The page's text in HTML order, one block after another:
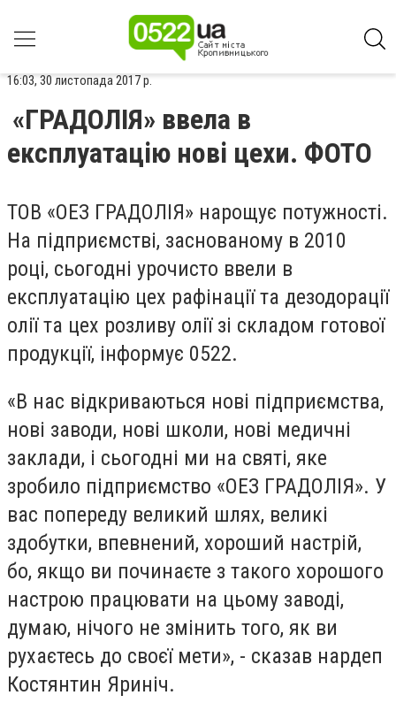
16:03, 30 листопада 2017 р.
«ГРАДОЛІЯ» ввела в
експлуатацію нові цехи. ФОТО
ТОВ «ОЕЗ ГРАДОЛІЯ» нарощує потужності.
На підприємстві, заснованому в 2010
році, сьогодні урочисто ввели в
експлуатацію цех рафінації та дезодорації
олії та цех розливу олії зі складом готової
продукції, інформує 0522.
«В нас відкриваються нові підприємства,
нові заводи, нові школи, нові медичні
заклади, і сьогодні ми на святі, яке
зробило підприємство «ОЕЗ ГРАДОЛІЯ». У
вас попереду великий шлях, великі
здобутки, впевнений, хороший настрій,
бо, якщо ви починаєте з такого хорошого
настрою працювати на цьому заводі,
думаю, нічого не змінить того, як ви
рухаєтесь до своєї мети», - сказав нардеп
Костянтин Яриніч.